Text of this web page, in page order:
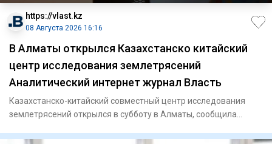
https://vlast.kz
08 Августа 2026 16:16
В Алматы открылся Казахстанско китайский
центр исследования землетрясений
Аналитический интернет журнал Власть
Казахстанско-китайский совместный центр исследования
землетрясений открылся в субботу в Алматы, сообщила